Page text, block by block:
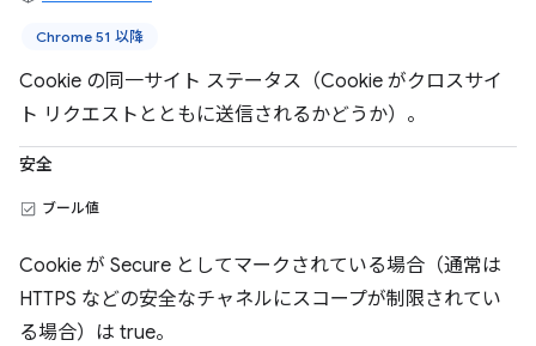
Chrome 51 以降
Cookie の同一サイト ステータス（Cookie がクロスサイ
ト リクエストとともに送信されるかどうか）。
安全
ブール値
Cookie が Secure としてマークされている場合（通常は
HTTPS などの安全なチャネルにスコープが制限されてい
る場合）は true。